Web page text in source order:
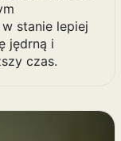
stanie lepiej
jędrną i
czas.